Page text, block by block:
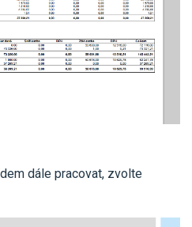
dále pracovat, zvolte